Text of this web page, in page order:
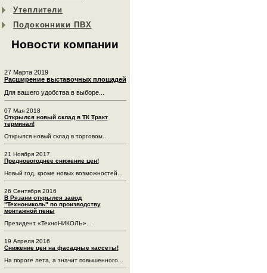
Утеплители
Подоконники ПВХ
Новости компании
27 Марта 2019
Расширение выставочных площадей
Для вашего удобства в выборе...
07 Мая 2018
Открылся новый склад в ТК Тракт
терминал!
Открылся новый склад в торговом...
21 Ноября 2017
Предновогоднее снижение цен!
Новый год, кроме новых возможностей...
26 Сентября 2016
В Рязани открылся завод
"Технониколь" по производству
монтажной пены
Президент «ТехноНИКОЛЬ»...
19 Апреля 2016
Снижение цен на фасадные кассеты!
На пороге лета, а значит повышенного...